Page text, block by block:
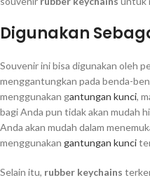
Digunakan
Souvenir ini bisa digunakan oleh
menggantungkan pada benda-
menggunakan gantungan kunci,
bagi Anda pun tidak akan mudah
Anda akan mudah dalam
menggunakan gantungan kunci
Selain itu, rubber keychains